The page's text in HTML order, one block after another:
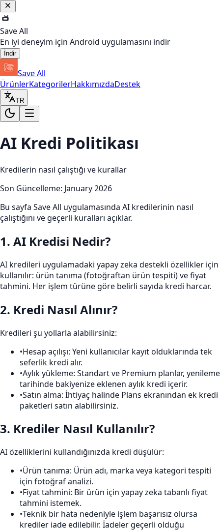
Save All
En iyi deneyim için Android uygulamasını indir
İndir
Save All
ÜrünlerKategorilerHakkımızdaDestek
TR
AI Kredi Politikası
Kredilerin nasıl çalıştığı ve kurallar
Son Güncelleme: January 2026
Bu sayfa Save All uygulamasında AI kredilerinin nasıl
çalıştığını ve geçerli kuralları açıklar.
1. AI Kredisi Nedir?
AI kredileri uygulamadaki yapay zeka destekli özellikler için
kullanılır: ürün tanıma (fotoğraftan ürün tespiti) ve fiyat
tahmini. Her işlem türüne göre belirli sayıda kredi harcar.
2. Kredi Nasıl Alınır?
Kredileri şu yollarla alabilirsiniz:
•Hesap açılışı: Yeni kullanıcılar kayıt olduklarında tek
seferlik kredi alır.
•Aylık yükleme: Standart ve Premium planlar, yenileme
tarihinde bakiyenize eklenen aylık kredi içerir.
•Satın alma: İhtiyaç halinde Plans ekranından ek kredi
paketleri satın alabilirsiniz.
3. Krediler Nasıl Kullanılır?
AI özelliklerini kullandığınızda kredi düşülür:
•Ürün tanıma: Ürün adı, marka veya kategori tespiti
için fotoğraf analizi.
•Fiyat tahmini: Bir ürün için yapay zeka tabanlı fiyat
tahmini istemek.
•Teknik bir hata nedeniyle işlem başarısız olursa
krediler iade edilebilir. İadeler geçerli olduğu